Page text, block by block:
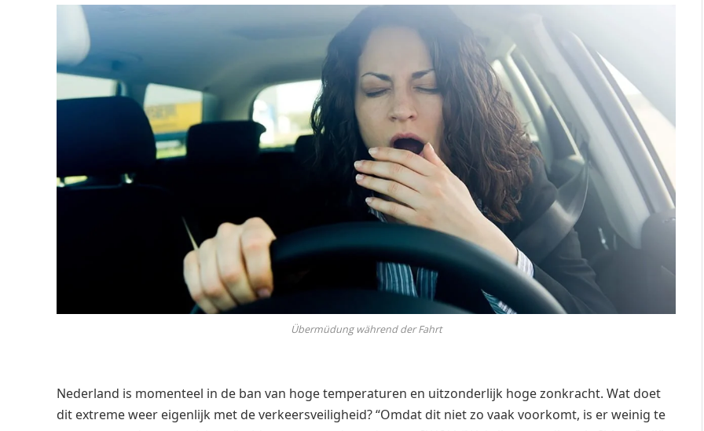
Übermüdung während der Fahrt
Nederland is momenteel in de ban van hoge temperaturen en uitzonderlijk hoge zonkracht. Wat doet
dit extreme weer eigenlijk met de verkeersveiligheid? “Omdat dit niet zo vaak voorkomt, is er weinig te